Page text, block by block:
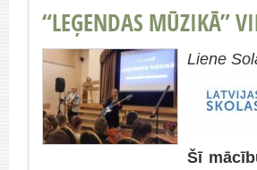
“LEĢENDAS MŪZIKĀ”
Liene
Šī